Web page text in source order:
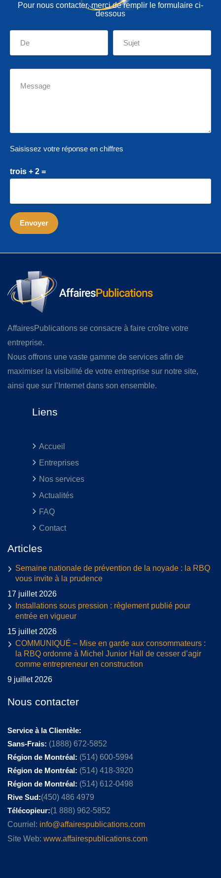
Pour nous contacter, merci de remplir le formulaire ci-
dessous
Saisissez votre réponse en chiffres
trois + 2 =
AffairesPublications se consacre à faire croître votre
entreprise.
Nous offrons une vaste gamme de services afin de
maximiser la visibilité de votre entreprise sur notre site,
ainsi que sur l’Internet dans son ensemble.
Liens
Accueil
Entreprises
Nos services
Actualités
FAQ
Contact
Articles
Semaine nationale de prévention de la noyade : la RBQ
vous invite à la prudence
17 juillet 2026
Installations sous pression : règlement publié pour
entrée en vigueur
15 juillet 2026
COMMUNIQUÉ – Mise en garde aux consommateurs :
la RBQ ordonne à Michel Junior Hall de cesser d’agir
comme entrepreneur en construction
9 juillet 2026
Nous contacter
Service à la Clientèle:
Sans-Frais: (1888) 672-5852
Région de Montréal: (514) 600-5994
Région de Montréal: (514) 418-3920
Région de Montréal: (514) 612-0498
Rive Sud:(450) 486 4979
Télécopieur:(1 888) 962-5852
Courriel: info@affairespublications.com
Site Web: www.affairespublications.com